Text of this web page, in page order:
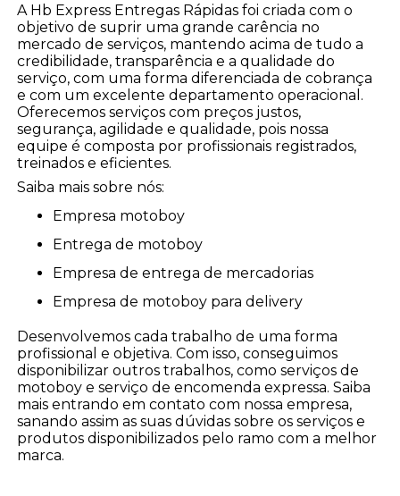
A Hb Express Entregas Rápidas foi criada com o
objetivo de suprir uma grande carência no
mercado de serviços, mantendo acima de tudo a
credibilidade, transparência e a qualidade do
serviço, com uma forma diferenciada de cobrança
e com um excelente departamento operacional.
Oferecemos serviços com preços justos,
segurança, agilidade e qualidade, pois nossa
equipe é composta por profissionais registrados,
treinados e eficientes.
Saiba mais sobre nós:
empresa motoboy
entrega de motoboy
empresa de entrega de mercadorias
empresa de motoboy para delivery
Desenvolvemos cada trabalho de uma forma
profissional e objetiva. Com isso, conseguimos
disponibilizar outros trabalhos, como serviços de
motoboy e serviço de encomenda expressa. Saiba
mais entrando em contato com nossa empresa,
sanando assim as suas dúvidas sobre os serviços e
produtos disponibilizados pelo ramo com a melhor
marca.